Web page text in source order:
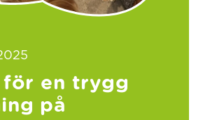
för en trygg
på